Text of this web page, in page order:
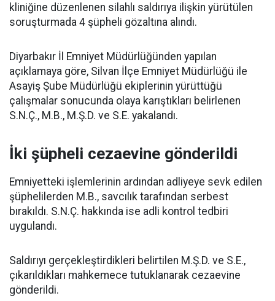
kliniğine düzenlenen silahlı saldırıya ilişkin yürütülen
soruşturmada 4 şüpheli gözaltına alındı.
Diyarbakır İl Emniyet Müdürlüğünden yapılan
açıklamaya göre, Silvan İlçe Emniyet Müdürlüğü ile
Asayiş Şube Müdürlüğü ekiplerinin yürüttüğü
çalışmalar sonucunda olaya karıştıkları belirlenen
S.N.Ç., M.B., M.Ş.D. ve S.E. yakalandı.
İki şüpheli cezaevine gönderildi
Emniyetteki işlemlerinin ardından adliyeye sevk edilen
şüphelilerden M.B., savcılık tarafından serbest
bırakıldı. S.N.Ç. hakkında ise adli kontrol tedbiri
uygulandı.
Saldırıyı gerçekleştirdikleri belirtilen M.Ş.D. ve S.E.,
çıkarıldıkları mahkemece tutuklanarak cezaevine
gönderildi.